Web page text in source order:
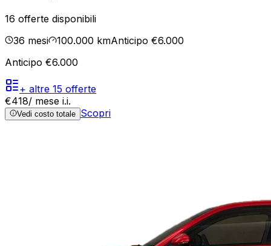
16 offerte disponibili
36 mesi 100.000 kmAnticipo €6.000
Anticipo €6.000
+ altre 15 offerte
€418/ mese i.i.
Vedi costo totale Scopri